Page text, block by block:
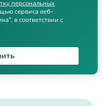
персональных
сервиса веб-
в соответствии с